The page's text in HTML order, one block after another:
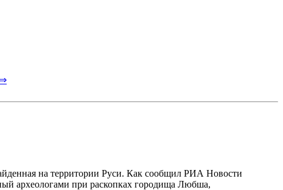
на территории Руси. Как сообщил РИА Новости
археологами при раскопках городища Любша,